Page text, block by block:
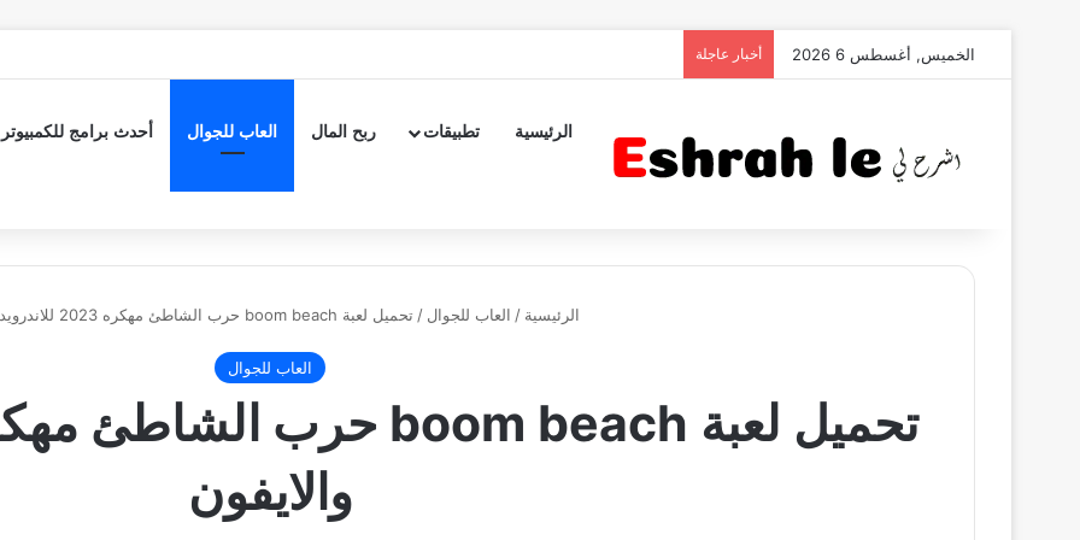
الخميس, أغسطس 6 2026 أخبار عاجلة
الرئيسية تطبيقات ربح المال العاب للجوال أحدث برامج للكمبيوتر
الرئيسية / العاب للجوال / تحميل لعبة boom beach حرب الشاطئ مهكره 2023 للاندرويد والايفون
العاب للجوال
والايفون